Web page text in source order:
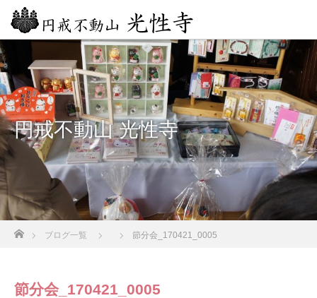
円戒不動山 光性寺
ブログ一覧 節分会_170421_0005
節分会_170421_0005